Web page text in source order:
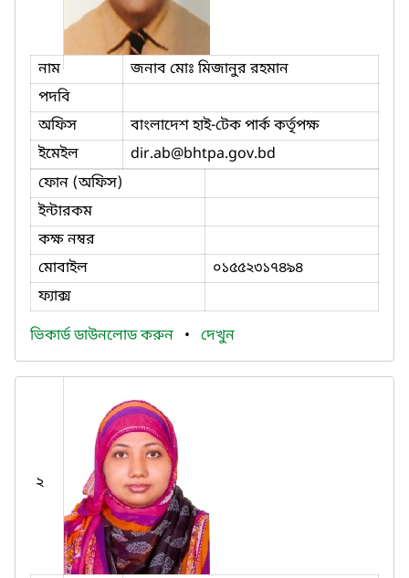
নাম
জনাব মোঃ মিজানুর রহমান
পদবি
অফিস
বাংলাদেশ হাই-টেক পার্ক কর্তৃপক্ষ
ইমেইল
dir.ab@bhtpa.gov.bd
ফোন (অফিস)
ইন্টারকম
কক্ষ নম্বর
মোবাইল
০১৫৫২৩১৭৪৯৪
ফ্যাক্স
ভিকার্ড ডাউনলোড করুন • দেখুন
২